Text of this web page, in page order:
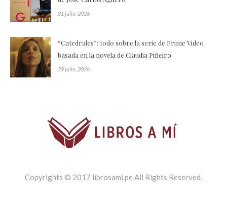
31 julio, 2026
“Catedrales”: todo sobre la serie de Prime Video
basada en la novela de Claudia Piñeiro
29 julio, 2026
Copyrights © 2017 librosami.pe All Rights Reserved.